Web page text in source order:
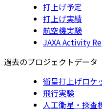
打上げ予定
打上げ実績
航空機実験
JAXA Activity
過去のプロジェクトデータ
衛星打上げロケ
飛行実験
人工衛星・探査